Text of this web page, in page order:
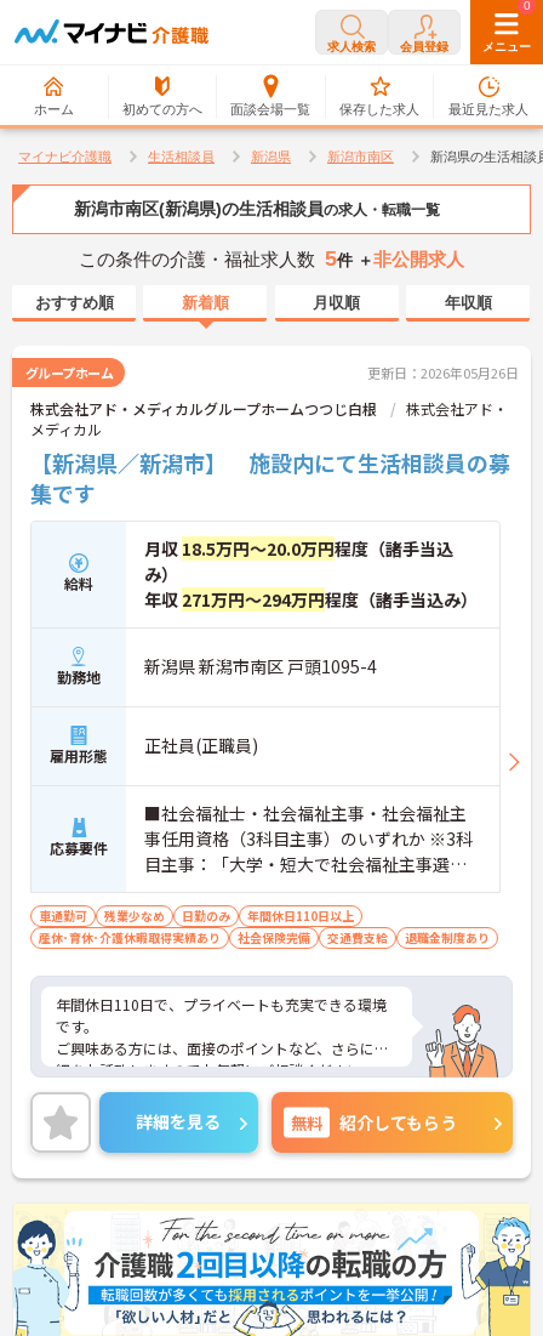
求人検索 会員登録 メニュー
ホーム 初めての方へ 面談会場一覧
0
保存した求人
0
最近見た求人
マイナビ介護職 生活相談員 新潟県 新潟市南区 新潟県の生活相談
新潟市南区(新潟県)の生活相談員の求人・転職一覧
この条件の介護・福祉求人数 5件 ＋非公開求人
おすすめ順 新着順 月収順 年収順
グループホーム 更新日：2026年05月26日
株式会社アド・メディカルグループホームつつじ白根
株式会社アド・
メディカル
【新潟県／新潟市】 施設内にて生活相談員の募
集です
給料
月収 18.5万円～20.0万円程度（諸手当込
み）
年収 271万円～294万円程度（諸手当込み）
勤務地 新潟県 新潟市南区 戸頭1095-4
雇用形態 正社員(正職員)
応募要件
■社会福祉士・社会福祉主事・社会福祉主
事任用資格（3科目主事）のいずれか ※3科
目主事：「大学・短大で社会福祉主事選択
必修科目のうち3科目以上の単位を修得して
卒業者。 ※介護施設などで就業経験のある
方は尚良し
車通勤可 残業少なめ 日勤のみ
年間休日110日以上
産休･育休･介護休暇取得実績あり
社会保険完備 交通費支給 退職金制度あり
年間休日110日で、プライベートも充実できる環境
です。
ご興味ある方には、面接のポイントなど、さらに詳
細をお話致しますのでお気軽にご相談ください。
詳細を見る 無料 紹介してもらう